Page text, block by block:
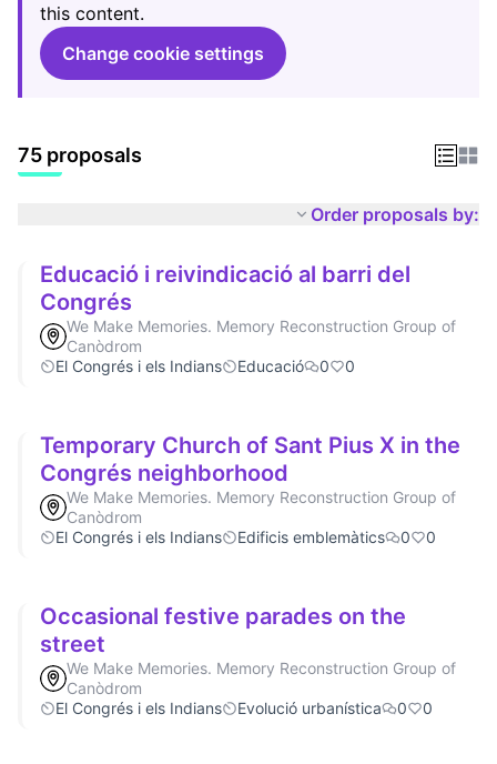
this content.
Change cookie settings
75 proposals
Order proposals by:
Educació i reivindicació al barri del
Congrés
We Make Memories. Memory Reconstruction Group of
Canòdrom
El Congrés i els Indians
Educació 0 0
Temporary Church of Sant Pius X in the
Congrés neighborhood
We Make Memories. Memory Reconstruction Group of
Canòdrom
El Congrés i els Indians
Edificis emblemàtics 0 0
Occasional festive parades on the
street
We Make Memories. Memory Reconstruction Group of
Canòdrom
El Congrés i els Indians
Evolució urbanística 0 0